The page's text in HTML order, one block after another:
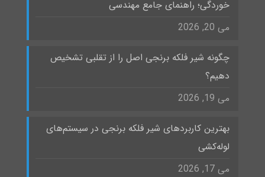
خوردگی؛ راهنمای جامع مهندسی
می 20, 2026
چگونه شیر فلکه برنجی اصل را از تقلبی تشخیص
دهیم؟
می 19, 2026
بهترین کاربردهای شیر فلکه برنجی در سیستم‌های
لوله‌کشی
می 17, 2026